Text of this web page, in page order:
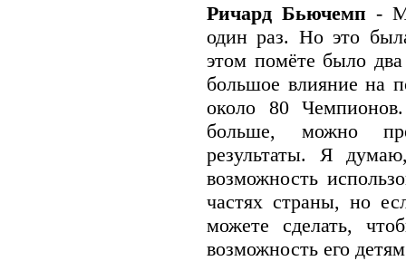
Ричард Бьючемп -
один раз. Но это
этом помёте было
большое влияние на
около 80
больше, можно
результаты. Я
возможность
частях страны, но
можете сделать,
возможность его